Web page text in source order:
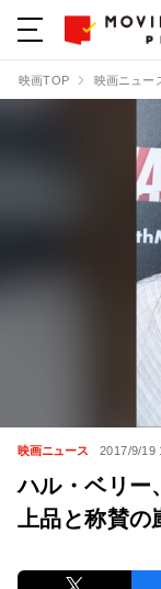
映画TOP 映画ニュー
映画ニュース 2017/9/19
ハル・ベリー
上品と称賛の